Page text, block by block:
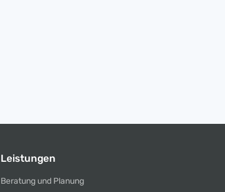
Leistungen
Beratung und Planung